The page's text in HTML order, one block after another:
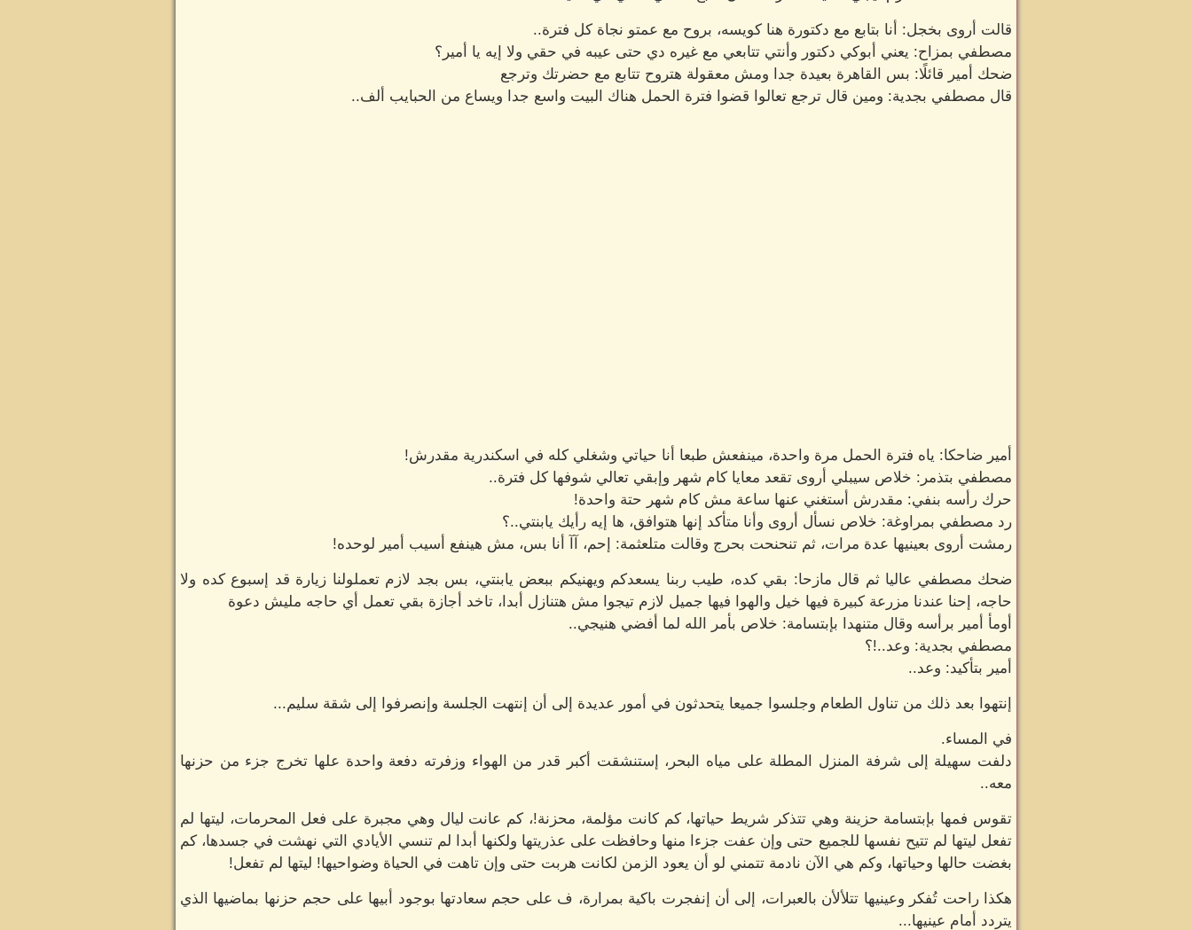
قالت أروى بخجل: أنا بتابع مع دكتورة هنا كويسه، بروح مع عمتو نجاة كل فترة..
مصطفي بمزاح: يعني أبوكي دكتور وأنتي تتابعي مع غيره دي حتى عيبه في حقي ولا إيه يا أمير؟
ضحك أمير قائلًا: بس القاهرة بعيدة جدا ومش معقولة هتروح تتابع مع حضرتك وترجع
قال مصطفي بجدية: ومين قال ترجع تعالوا قضوا فترة الحمل هناك البيت واسع جدا ويساع من الحبايب ألف..
أمير ضاحكا: ياه فترة الحمل مرة واحدة، مينفعش طبعا أنا حياتي وشغلي كله في اسكندرية مقدرش!
مصطفي بتذمر: خلاص سيبلي أروى تقعد معايا كام شهر وإبقي تعالي شوفها كل فترة..
حرك رأسه بنفي: مقدرش أستغني عنها ساعة مش كام شهر حتة واحدة!
رد مصطفي بمراوغة: خلاص نسأل أروى وأنا متأكد إنها هتوافق، ها إيه رأيك يابنتي..؟
رمشت أروى بعينيها عدة مرات، ثم تنحنحت بحرج وقالت متلعثمة: إحم، آآ أنا بس، مش هينفع أسيب أمير لوحده!
ضحك مصطفي عاليا ثم قال مازحا: بقي كده، طيب ربنا يسعدكم ويهنيكم ببعض يابنتي، بس بجد لازم تعملولنا زيارة قد إسبوع كده ولا
حاجه، إحنا عندنا مزرعة كبيرة فيها خيل والهوا فيها جميل لازم تيجوا مش هتنازل أبدا، تاخد أجازة بقي تعمل أي حاجه مليش دعوة
أومأ أمير برأسه وقال متنهدا بإبتسامة: خلاص بأمر الله لما أفضي هنيجي..
مصطفي بجدية: وعد..!؟
أمير بتأكيد: وعد..
إنتهوا بعد ذلك من تناول الطعام وجلسوا جميعا يتحدثون في أمور عديدة إلى أن إنتهت الجلسة وإنصرفوا إلى شقة سليم...
في المساء.
دلفت سهيلة إلى شرفة المنزل المطلة على مياه البحر، إستنشقت أكبر قدر من الهواء وزفرته دفعة واحدة علها تخرج جزء من حزنها
معه..
تقوس فمها بإبتسامة حزينة وهي تتذكر شريط حياتها، كم كانت مؤلمة، محزنة!، كم عانت ليال وهي مجبرة على فعل المحرمات، ليتها لم
تفعل ليتها لم تتيح نفسها للجميع حتى وإن عفت جزءا منها وحافظت على عذريتها ولكنها أبدا لم تنسي الأيادي التي نهشت في جسدها، كم
بغضت حالها وحياتها، وكم هي الآن نادمة تتمني لو أن يعود الزمن لكانت هربت حتى وإن تاهت في الحياة وضواحيها! ليتها لم تفعل!
هكذا راحت تُفكر وعينيها تتلألأن بالعبرات، إلى أن إنفجرت باكية بمرارة، ف على حجم سعادتها بوجود أبيها على حجم حزنها بماضيها الذي
يتردد أمام عينيها...